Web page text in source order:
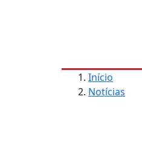
Início
Notícias